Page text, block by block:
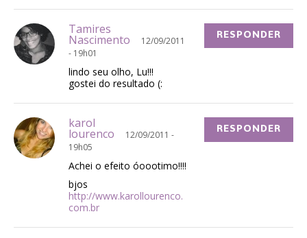
Tamires
Nascimento
12/09/2011
- 19h01
lindo seu olho, Lu!!!
gostei do resultado (:
RESPONDER
karol
lourenco
12/09/2011 -
19h05
Achei o efeito óoootimo!!!!
bjos
http://www.karollourenco.
com.br
RESPONDER